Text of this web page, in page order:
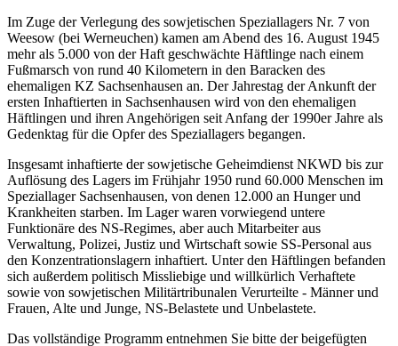
Im Zuge der Verlegung des sowjetischen Speziallagers Nr. 7 von
Weesow (bei Werneuchen) kamen am Abend des 16. August 1945
mehr als 5.000 von der Haft geschwächte Häftlinge nach einem
Fußmarsch von rund 40 Kilometern in den Baracken des
ehemaligen KZ Sachsenhausen an. Der Jahrestag der Ankunft der
ersten Inhaftierten in Sachsenhausen wird von den ehemaligen
Häftlingen und ihren Angehörigen seit Anfang der 1990er Jahre als
Gedenktag für die Opfer des Speziallagers begangen.
Insgesamt inhaftierte der sowjetische Geheimdienst NKWD bis zur
Auflösung des Lagers im Frühjahr 1950 rund 60.000 Menschen im
Speziallager Sachsenhausen, von denen 12.000 an Hunger und
Krankheiten starben. Im Lager waren vorwiegend untere
Funktionäre des NS-Regimes, aber auch Mitarbeiter aus
Verwaltung, Polizei, Justiz und Wirtschaft sowie SS-Personal aus
den Konzentrationslagern inhaftiert. Unter den Häftlingen befanden
sich außerdem politisch Missliebige und willkürlich Verhaftete
sowie von sowjetischen Militärtribunalen Verurteilte - Männer und
Frauen, Alte und Junge, NS-Belastete und Unbelastete.
Das vollständige Programm entnehmen Sie bitte der beigefügten